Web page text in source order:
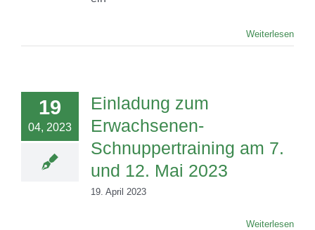
Weiterlesen
19
04, 2023
Einladung zum
Erwachsenen-
Schnuppertraining am 7.
und 12. Mai 2023
19. April 2023
Weiterlesen